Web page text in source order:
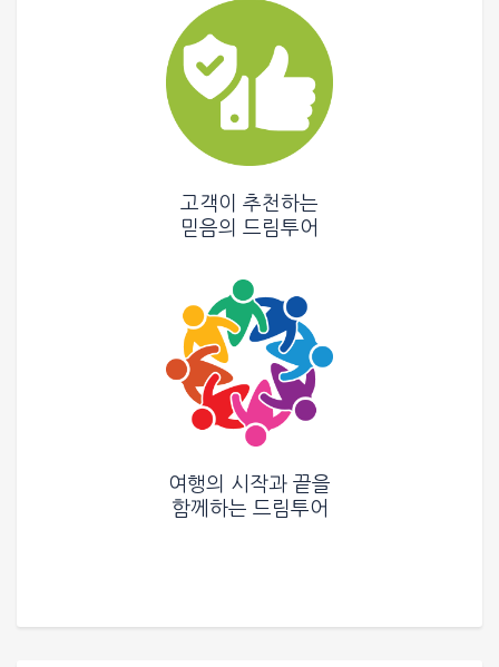
고객이 추천하는
믿음의 드림투어
여행의 시작과 끝을
함께하는 드림투어